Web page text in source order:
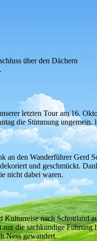
über den Dächern
letzten Tour am 16.
die Stimmung
an den Wanderführer Gerd
und geschmückt.
nicht dabei waren.
Kulturreise nach Schottland
die sachkundige Führung
Ness gewandert.